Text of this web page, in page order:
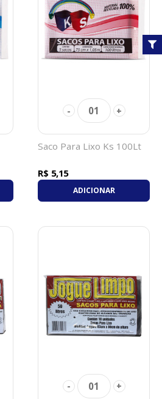
- 01 +
Saco Para Lixo Ks 100Lt
R$ 5,15
ADICIONAR
- 01 +